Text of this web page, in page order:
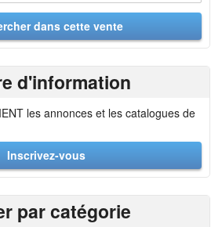
d'information
les annonces et les catalogues de
Inscrivez-vous
par catégorie